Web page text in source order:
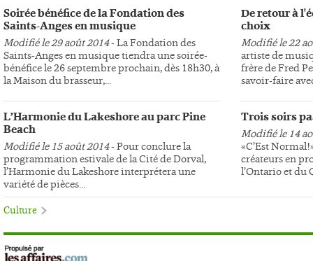
Soirée bénéfice de la Fondation des
Saints-Anges en musique
Modifié le 29 août 2014- La Fondation des
Saints-Anges en musique tiendra une soirée-
bénéfice le 26 septembre prochain, dès 18h30, à
la Maison du brasseur,...
L’Harmonie du Lakeshore au parc Pine
Beach
Modifié le 15 août 2014- Pour conclure la
programmation estivale de la Cité de Dorval,
l’Harmonie du Lakeshore interprétera une
variété de pièces...
De retour à
choix
Modifié le 22
artiste de
frère de Fred
savoir-faire
Trois soirs
Modifié le 14
«C’Est
créateurs en
l’Ontario et du
Culture